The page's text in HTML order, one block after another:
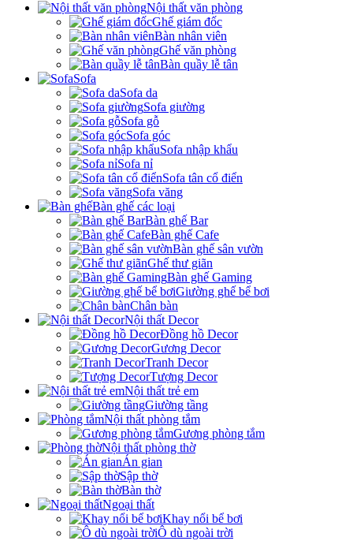
Nội thất văn phòng
Ghế giám đốc
Bàn nhân viên
Ghế văn phòng
Bàn quầy lễ tân
Sofa
Sofa da
Sofa giường
Sofa gỗ
Sofa góc
Sofa nhập khẩu
Sofa nỉ
Sofa tân cổ điển
Sofa văng
Bàn ghế các loại
Bàn ghế Bar
Bàn ghế Cafe
Bàn ghế sân vườn
Ghế thư giãn
Bàn ghế Gaming
Giường ghế bể bơi
Chân bàn
Nội thất Decor
Đồng hồ Decor
Gương Decor
Tranh Decor
Tượng Decor
Nội thất trẻ em
Giường tầng
Nội thất phòng tắm
Gương phòng tắm
Nội thất phòng thờ
Án gian
Sập thờ
Bàn thờ
Ngoại thất
Khay nổi bể bơi
Ô dù ngoài trời